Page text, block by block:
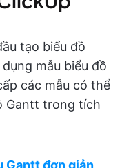
tạo biểu đồ
mẫu biểu đồ
các mẫu có thể
Gantt trong tích
Gantt đơn giản